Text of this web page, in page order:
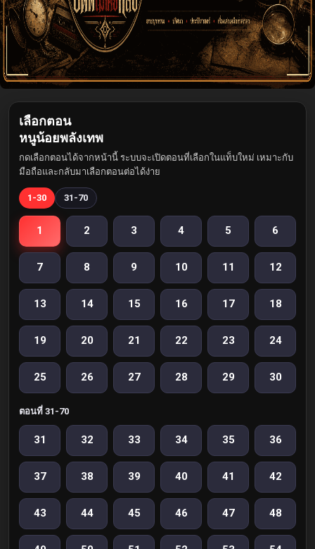
เลือกตอน
หนูน้อยพลังเทพ
กดเลือกตอนได้จากหน้านี้ ระบบจะเปิดตอนที่เลือกในแท็บใหม่ เหมาะกับ
มือถือและกลับมาเลือกตอนต่อได้ง่าย
1-30 31-70
1 2 3 4 5 6
7 8 9 10 11 12
13 14 15 16 17 18
19 20 21 22 23 24
25 26 27 28 29 30
ตอนที่ 31-70
31 32 33 34 35 36
37 38 39 40 41 42
43 44 45 46 47 48